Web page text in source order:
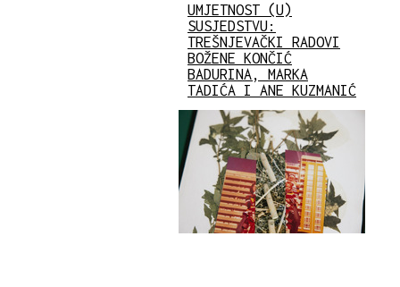
UMJETNOST (U)
SUSJEDSTVU:
TREŠNJEVAČKI RADOVI
BOŽENE KONČIĆ
BADURINA, MARKA
TADIĆA I ANE KUZMANIĆ